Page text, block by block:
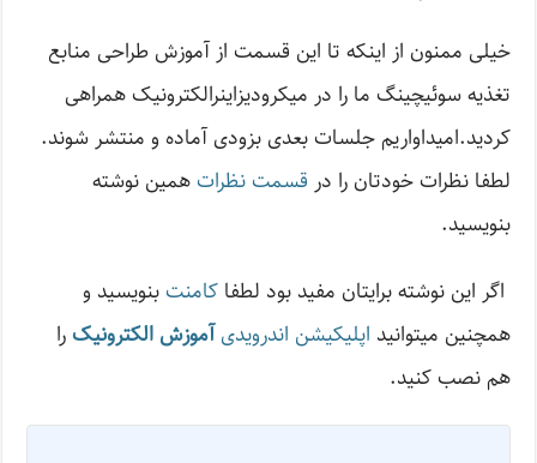
خیلی ممنون از اینکه تا این قسمت از آموزش طراحی منابع
تغذیه سوئیچینگ ما را در میکرودیزاینرالکترونیک همراهی
کردید.امیداواریم جلسات بعدی بزودی آماده و منتشر شوند.
لطفا نظرات خودتان را در قسمت نظرات همین نوشته
بنویسید.
اگر این نوشته‌ برایتان مفید بود لطفاکامنت بنویسید و
همچنین میتوانید اپلیکیشن اندرویدیآموزش الکترونیک را
هم نصب کنید.